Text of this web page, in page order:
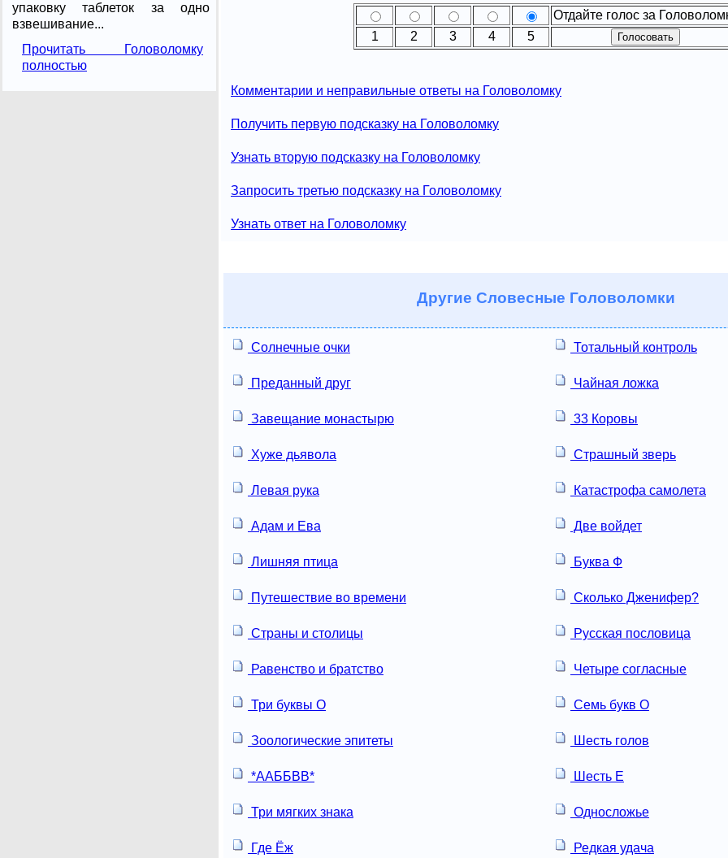
упаковку таблеток за одно
взвешивание...
Прочитать Головоломку
полностью
Отдайте голос за
1
2 3 4 5
Комментарии и неправильные ответы на Головоломку
Получить первую подсказку на Головоломку
Узнать вторую подсказку на Головоломку
Запросить третью подсказку на Головоломку
Узнать ответ на Головоломку
Другие Словесные Головоломки
Солнечные очки Тотальный контроль
Преданный друг Чайная ложка
Завещание монастырю 33 Коровы
Хуже дьявола Страшный зверь
Левая рука Катастрофа самолета
Адам и Ева Две войдет
Лишняя птица Буква Ф
Путешествие во времени Сколько Дженифер?
Страны и столицы Русская пословица
Равенство и братство Четыре согласные
Три буквы О Семь букв О
Зоологические эпитеты Шесть голов
*ААББВВ* Шесть Е
Три мягких знака Односложье
Где Ёж Редкая удача